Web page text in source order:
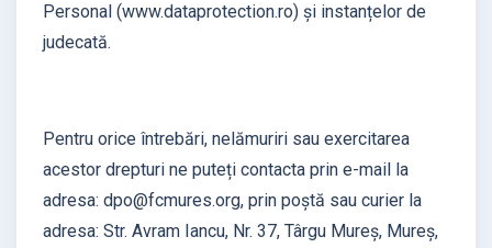
Personal (www.dataprotection.ro) și instanțelor de
judecată.
Pentru orice întrebări, nelămuriri sau exercitarea
acestor drepturi ne puteți contacta prin e-mail la
adresa: dpo@fcmures.org, prin poștă sau curier la
adresa: Str. Avram Iancu, Nr. 37, Târgu Mureș, Mureș,